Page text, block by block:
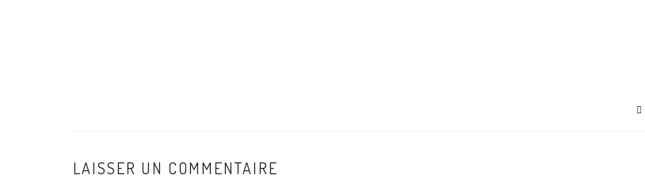
LAISSER UN COMMENTAIRE